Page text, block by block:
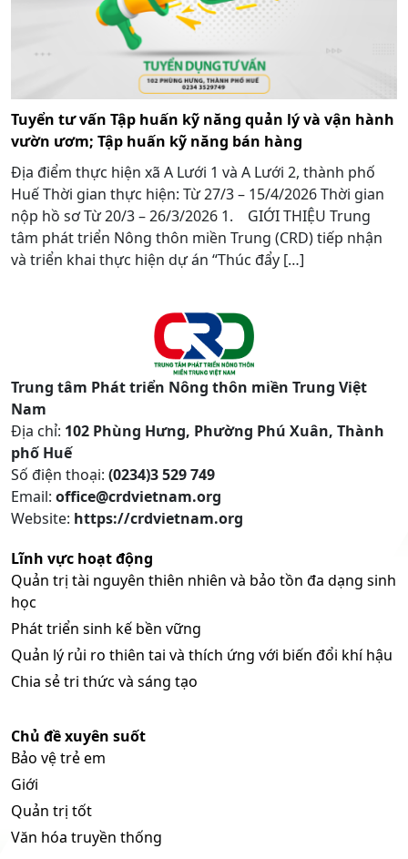
Tuyển tư vấn Tập huấn kỹ năng quản lý và vận hành
vườn ươm; Tập huấn kỹ năng bán hàng
Địa điểm thực hiện xã A Lưới 1 và A Lưới 2, thành phố
Huế Thời gian thực hiện: Từ 27/3 – 15/4/2026 Thời gian
nộp hồ sơ Từ 20/3 – 26/3/2026 1. GIỚI THIỆU Trung
tâm phát triển Nông thôn miền Trung (CRD) tiếp nhận
và triển khai thực hiện dự án “Thúc đẩy […]
Trung tâm Phát triển Nông thôn miền Trung Việt
Nam
Địa chỉ: 102 Phùng Hưng, Phường Phú Xuân, Thành
phố Huế
Số điện thoại: (0234)3 529 749
Email: office@crdvietnam.org
Website: https://crdvietnam.org
Lĩnh vực hoạt động
Quản trị tài nguyên thiên nhiên và bảo tồn đa dạng sinh
học
Phát triển sinh kế bền vững
Quản lý rủi ro thiên tai và thích ứng với biến đổi khí hậu
Chia sẻ tri thức và sáng tạo
Chủ đề xuyên suốt
Bảo vệ trẻ em
Giới
Quản trị tốt
Văn hóa truyền thống